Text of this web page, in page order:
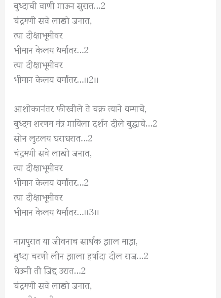
चंद्रमणी सवे लाखो जनात,
त्या दीक्षाभूमीवर
भीमान केलय धर्मांतर…2
त्या दीक्षाभूमीवर
भीमान केलय धर्मांतर…।।2।।
आशोकानंतर फीरवीले ते चक्र त्याने धम्माचे,
बुध्दम शरणम मंत्र गायिला दर्शन दीले बुद्धाचे…2
सोन लुटलय घराघरात…2
चंद्रमणी सवे लाखो जनात,
त्या दीक्षाभूमीवर
भीमान केलय धर्मांतर…2
त्या दीक्षाभूमीवर
भीमान केलय धर्मांतर…।।3।।
नागपुरात या जीवनाच सार्थक झाल माझ,
बुध्दा चरणी लीन झाला हर्षादा दील राज…2
घेऊनी ती जिद्द उरात…2
चंद्रमणी सवे लाखो जनात,